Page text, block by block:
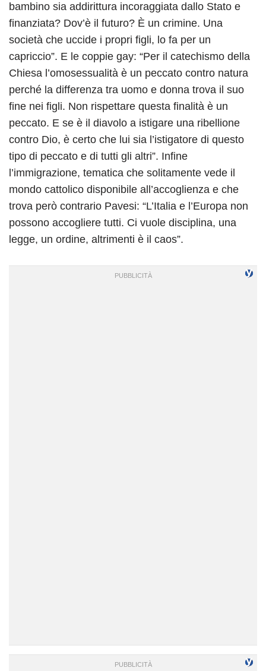
bambino sia addirittura incoraggiata dallo Stato e
finanziata? Dov’è il futuro? È un crimine. Una
società che uccide i propri figli, lo fa per un
capriccio”. E le coppie gay: “Per il catechismo della
Chiesa l’omosessualità è un peccato contro natura
perché la differenza tra uomo e donna trova il suo
fine nei figli. Non rispettare questa finalità è un
peccato. E se è il diavolo a istigare una ribellione
contro Dio, è certo che lui sia l’istigatore di questo
tipo di peccato e di tutti gli altri”. Infine
l’immigrazione, tematica che solitamente vede il
mondo cattolico disponibile all’accoglienza e che
trova però contrario Pavesi: “L’Italia e l’Europa non
possono accogliere tutti. Ci vuole disciplina, una
legge, un ordine, altrimenti è il caos”.